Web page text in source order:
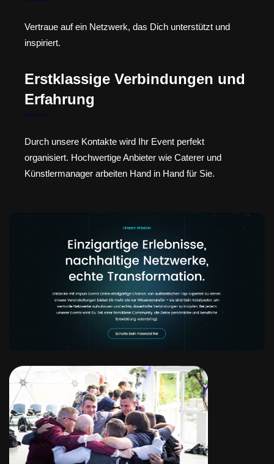
Vertraue auf ein Netzwerk, das Dich unterstützt und
inspiriert.
Erstklassige Verbindungen und
Erfahrung
Durch unsere Kontakte wird Ihr Event perfekt
organisiert. Hochwertige Anbieter wie Caterer und
Künstlermanager arbeiten Hand in Hand für Sie.